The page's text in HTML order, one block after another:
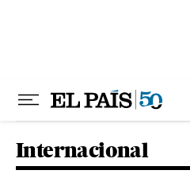
Internacional